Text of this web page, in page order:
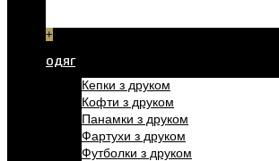
+
ОДЯГ
Кепки з друком
Кофти з друком
Панамки з друком
Фартухи з друком
Футболки з друком